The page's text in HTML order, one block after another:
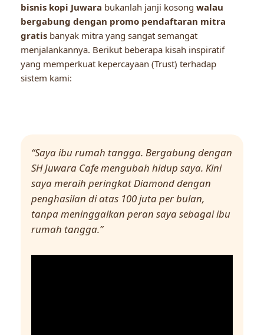
bisnis kopi Juwara bukanlah janji kosong walau
bergabung dengan promo pendaftaran mitra
gratis banyak mitra yang sangat semangat
menjalankannya. Berikut beberapa kisah inspiratif
yang memperkuat kepercayaan (Trust) terhadap
sistem kami:
“Saya ibu rumah tangga. Bergabung dengan
SH Juwara Cafe mengubah hidup saya. Kini
saya meraih peringkat Diamond dengan
penghasilan di atas 100 juta per bulan,
tanpa meninggalkan peran saya sebagai ibu
rumah tangga.”